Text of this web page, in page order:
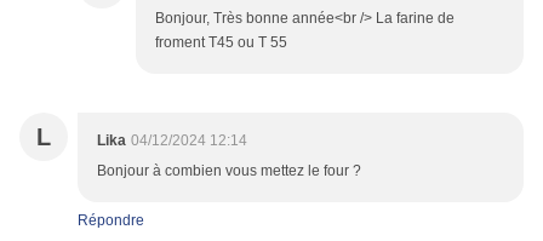
Bonjour, Très bonne année<br /> La farine de
froment T45 ou T 55
L Lika 04/12/2024 12:14
Bonjour à combien vous mettez le four ?
Répondre